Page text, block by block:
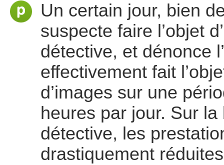
Un certain jour, bien
suspecte faire l’objet
détective, et dénonce
effectivement fait
d’images sur une
heures par jour. Sur
détective, les
drastiquement